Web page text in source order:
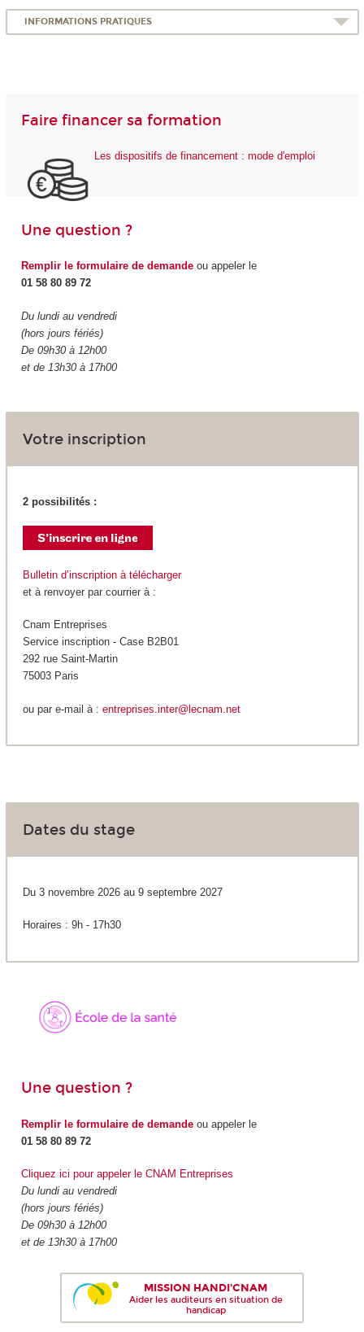
INFORMATIONS PRATIQUES
Faire financer sa formation
Les dispositifs de financement : mode d'emploi
Une question ?
Remplir le formulaire de demandeou appeler le
01 58 80 89 72
Du lundi au vendredi
(hors jours fériés)
De 09h30 à 12h00
et de 13h30 à 17h00
Votre inscription
2 possibilités :
Bulletin d’inscription à télécharger
et à renvoyer par courrier à :
Cnam Entreprises
Service inscription - Case B2B01
292 rue Saint-Martin
75003 Paris
ou par e-mail à : entreprises.inter@lecnam.net
Dates du stage
Du 3 novembre 2026 au 9 septembre 2027
Horaires : 9h - 17h30
Une question ?
Remplir le formulaire de demandeou appeler le
01 58 80 89 72
Cliquez ici pour appeler le CNAM Entreprises
Du lundi au vendredi
(hors jours fériés)
De 09h30 à 12h00
et de 13h30 à 17h00
MISSION HANDI'CNAM
Aider les auditeurs en situation de
handicap